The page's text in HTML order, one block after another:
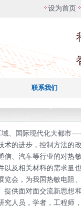
设为首页
联系我们
、国际现代化大都市
术的进步，控制方法的
信、汽车等行业的对热
以及相关材料的需求量
览会，为我国热敏电阻
供面对面交流新思想
究人员，学者，工程师